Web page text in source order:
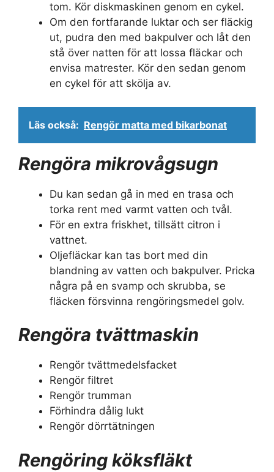
tom. Kör diskmaskinen genom en cykel.
Om den fortfarande luktar och ser fläckig
ut, pudra den med bakpulver och låt den
stå över natten för att lossa fläckar och
envisa matrester. Kör den sedan genom
en cykel för att skölja av.
Läs också: Rengör matta med bikarbonat
Rengöra mikrovågsugn
Du kan sedan gå in med en trasa och
torka rent med varmt vatten och tvål.
För en extra friskhet, tillsätt citron i
vattnet.
Oljefläckar kan tas bort med din
blandning av vatten och bakpulver. Pricka
några på en svamp och skrubba, se
fläcken försvinna rengöringsmedel golv.
Rengöra tvättmaskin
Rengör tvättmedelsfacket
Rengör filtret
Rengör trumman
Förhindra dålig lukt
Rengör dörrtätningen
Rengöring köksfläkt